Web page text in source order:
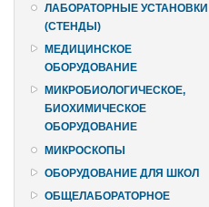
ЛАБОРАТОРНЫЕ УСТАНОВКИ
(СТЕНДЫ)
МЕДИЦИНСКОЕ
ОБОРУДОВАНИЕ
МИКРОБИОЛОГИЧЕСКОЕ,
БИОХИМИЧЕСКОЕ
ОБОРУДОВАНИЕ
МИКРОСКОПЫ
ОБОРУДОВАНИЕ ДЛЯ ШКОЛ
ОБЩЕЛАБОРАТОРНОЕ